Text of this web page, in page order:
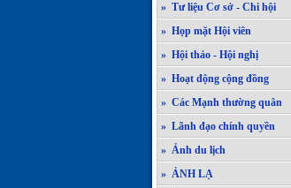
» Tư liệu Cơ sở - Chi hội
» Họp mặt Hội viên
» Hội thảo - Hội nghị
» Hoạt động cộng đồng
» Các Mạnh thường quân
» Lãnh đạo chính quyền
» Ảnh du lịch
» ẢNH LẠ